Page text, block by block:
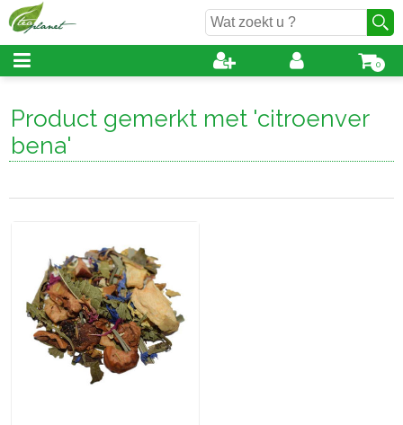
0
Product gemerkt met 'citroenver
bena'